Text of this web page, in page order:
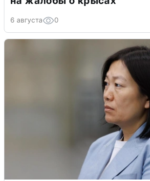
6 августа 0